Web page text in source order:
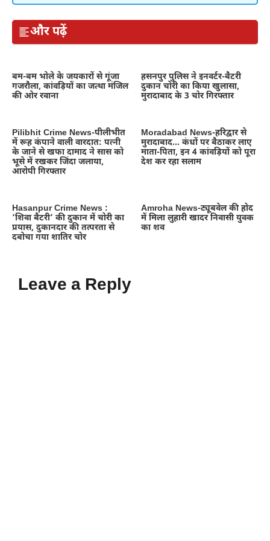
और पढ़ें
बम-बम भोले के जयकारों से गूंजा
गजरौला, कांवड़ियों का जत्था मंजिल
की ओर रवाना
हसनपुर पुलिस ने इनवर्टर-बैटरी
दुकान चोरी का किया खुलासा,
मुरादाबाद के 3 चोर गिरफ्तार
Pilibhit Crime News-पीलीभीत
में रूह कंपाने वाली वारदात: पत्नी
के जाने से खफा दामाद ने सास को
भूसे में रखकर जिंदा जलाया,
आरोपी गिरफ्तार
Moradabad News-हरिद्वार से
मुरादाबाद… कंधों पर बैठाकर लाए
माता-पिता, इन 4 कांवड़ियों को पूरा
देश कर रहा सलाम
Hasanpur Crime News :
‘शिवा बैटरी’ की दुकान में चोरी का
प्रयास, दुकानदार की तत्परता से
दबोचा गया शातिर चोर
Amroha News-ट्यूबवेल की होद
में मिला लुहारी खादर निवासी युवक
का शव
Leave a Reply